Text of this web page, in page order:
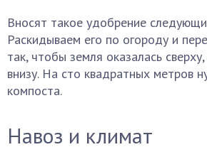
Вносят такое удобрение
Раскидываем его по огороду и
так, чтобы земля оказалась
внизу. На сто квадратных метров
компоста.
Навоз и климат